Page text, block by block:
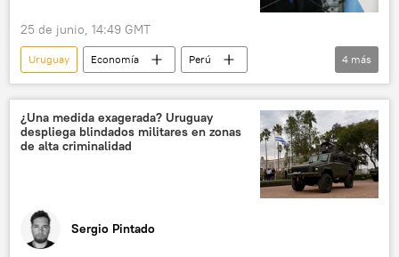
25 de junio, 14:49 GMT
Uruguay Economía
Perú
Argentina
JP Morgan Chase
📈 Mercados y finanzas
deuda
4 más
¿Una medida exagerada? Uruguay
despliega blindados militares en zonas
de alta criminalidad
Sergio Pintado